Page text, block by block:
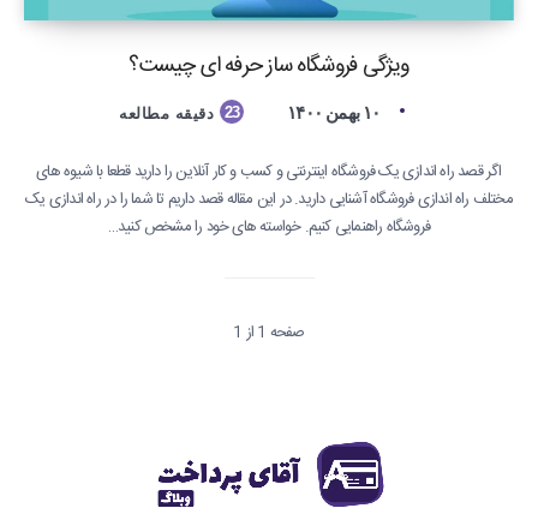
ویژگی فروشگاه ساز حرفه ای چیست؟
۱۰ بهمن ۱۴۰۰ 23 دقیقه مطالعه
اگر قصد راه اندازی یک فروشگاه اینترنتی و کسب و کار آنلاین را دارید قطعا با شیوه های
مختلف راه اندازی فروشگاه آشنایی دارید. در این مقاله قصد داریم تا شما را در راه اندازی یک
فروشگاه راهنمایی کنیم. خواسته های خود را مشخص کنید…
صفحه 1 از 1